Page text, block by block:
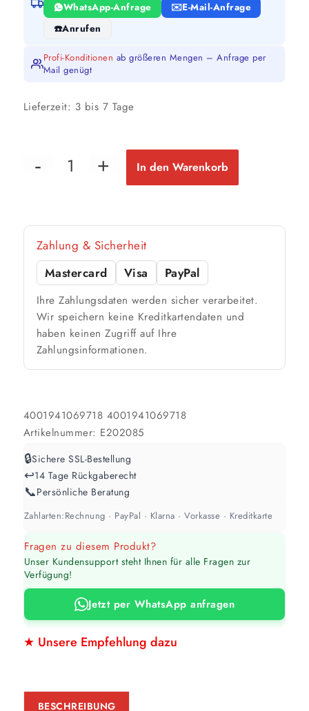
WhatsApp-Anfrage
E-Mail-Anfrage
Anrufen
Profi-Konditionen ab größeren Mengen – Anfrage per
Mail genügt
Lieferzeit: 3 bis 7 Tage
In den Warenkorb
Zahlung & Sicherheit
Mastercard
Visa PayPal
Ihre Zahlungsdaten werden sicher verarbeitet.
Wir speichern keine Kreditkartendaten und
haben keinen Zugriff auf Ihre
Zahlungsinformationen.
4001941069718 4001941069718
Artikelnummer: E202085
🔒Sichere SSL-Bestellung
↩️14 Tage Rückgaberecht
📞Persönliche Beratung
Zahlarten:Rechnung · PayPal · Klarna · Vorkasse · Kreditkarte
Fragen zu diesem Produkt?
Unser Kundensupport steht Ihnen für alle Fragen zur
Verfügung!
Jetzt per WhatsApp anfragen
★ Unsere Empfehlung dazu
BESCHREIBUNG